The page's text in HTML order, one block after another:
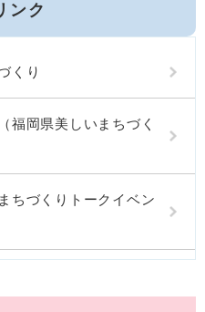
ンク
くり
福岡県美しいまちづく
ちづくりトークイベン